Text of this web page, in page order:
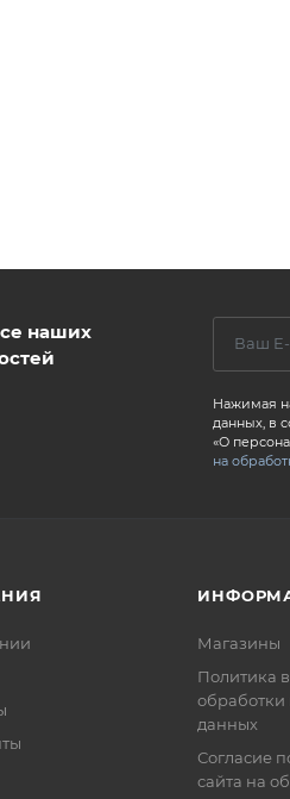
наших
Нажимая
данных, в
«О
на
Магазины
Политика
обработки
данных
Согласие
сайта на